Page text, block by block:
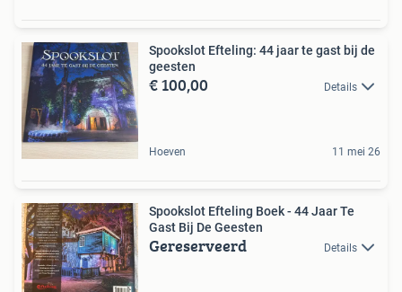
Spookslot Efteling: 44 jaar te gast bij de
geesten
€ 100,00 Details
Hoeven 11 mei 26
Spookslot Efteling Boek - 44 Jaar Te
Gast Bij De Geesten
Gereserveerd Details